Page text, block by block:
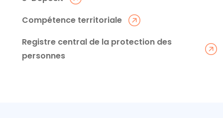
Compétence territoriale
Registre central de la protection des
personnes